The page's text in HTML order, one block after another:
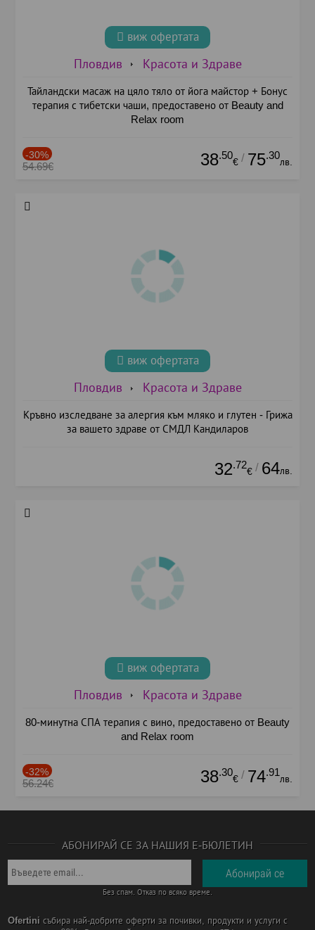
виж офертата
Пловдив Красота и Здраве
Тайландски масаж на цяло тяло от йога майстор + Бонус
терапия с тибетски чаши, предоставено от Beauty and
Relax room
-30%
54.69€ 38.50
€ / 75.30
лв.
виж офертата
Пловдив Красота и Здраве
Кръвно изследване за алергия към мляко и глутен - Грижа
за вашето здраве от СМДЛ Кандиларов
32.72
€ / 64лв.
виж офертата
Пловдив Красота и Здраве
80-минутна СПА терапия с вино, предоставено от Beauty
and Relax room
-32%
56.24€ 38.30
€ / 74.91
лв.
АБОНИРАЙ СЕ ЗА НАШИЯ Е-БЮЛЕТИН
Без спам. Отказ по всяко време.
Ofertini събира най-добрите оферти за почивки, продукти и услуги с